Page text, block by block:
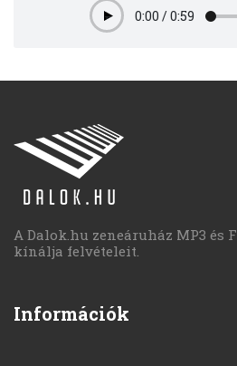
Play0:00 /0:59
A Dalok.hu zeneáruház MP3 és
kínálja felvételeit.
Információk